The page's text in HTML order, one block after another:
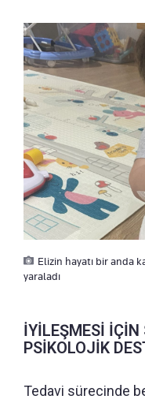
Elizin hayatı bir anda
yaraladı
İYİLEŞMESİ İÇİN
PSİKOLOJİK
Tedavi sürecinde